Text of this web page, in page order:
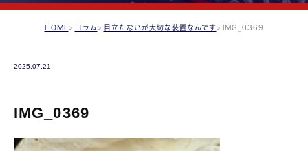
HOME コラム 目立たないが大切な装置なんです IMG_0369
2025.07.21
IMG_0369